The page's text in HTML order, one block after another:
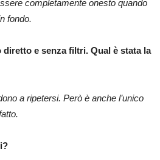
completamente onesto quando
fondo.
diretto e senza filtri. Qual è stata la
a ripetersi. Però è anche l’unico